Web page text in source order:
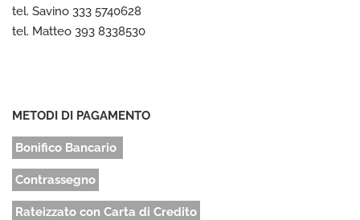
tel. Savino 333 5740628
tel. Matteo 393 8338530
METODI DI PAGAMENTO
Bonifico Bancario
Contrassegno
Rateizzato con Carta di Credito